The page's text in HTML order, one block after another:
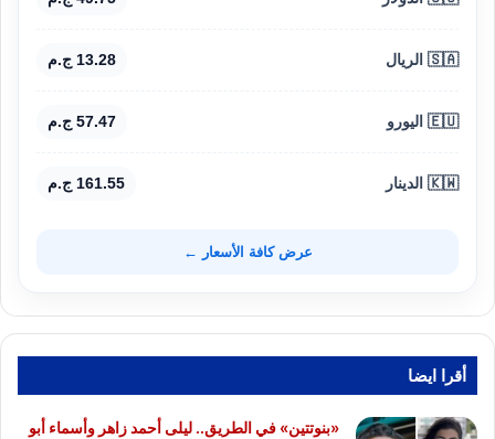
🇸🇦 الريال 13.28 ج.م
🇪🇺 اليورو 57.47 ج.م
🇰🇼 الدينار 161.55 ج.م
عرض كافة الأسعار ←
أقرا ايضا
«بنوتتين» في الطريق.. ليلى أحمد زاهر وأسماء أبو